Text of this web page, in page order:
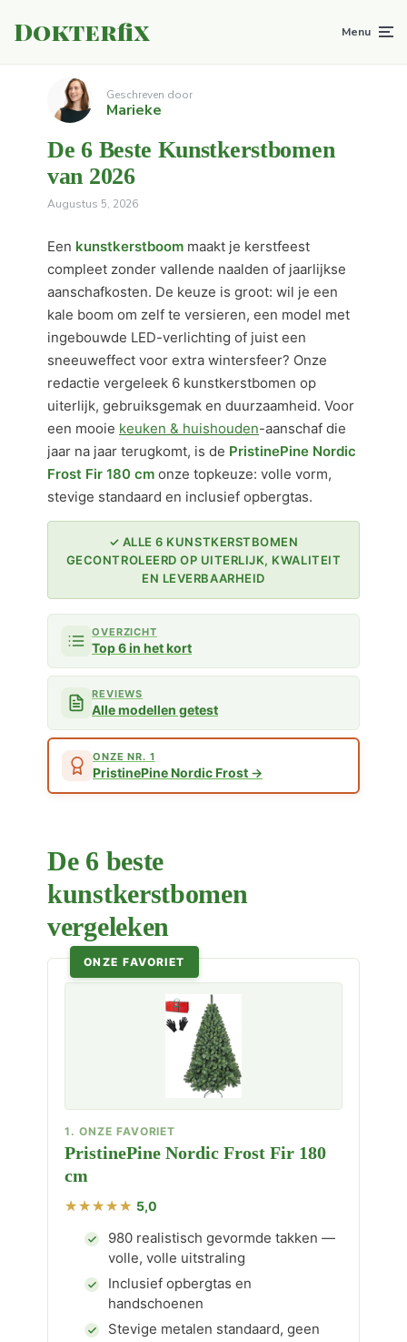
Dokterfix Menu
Geschreven door
Marieke
De 6 Beste Kunstkerstbomen
van 2026
Augustus 5, 2026
Een kunstkerstboom maakt je kerstfeest
compleet zonder vallende naalden of jaarlijkse
aanschafkosten. De keuze is groot: wil je een
kale boom om zelf te versieren, een model met
ingebouwde LED-verlichting of juist een
sneeuweffect voor extra wintersfeer? Onze
redactie vergeleek 6 kunstkerstbomen op
uiterlijk, gebruiksgemak en duurzaamheid. Voor
een mooie keuken & huishouden-aanschaf die
jaar na jaar terugkomt, is de PristinePine Nordic
Frost Fir 180 cm onze topkeuze: volle vorm,
stevige standaard en inclusief opbergtas.
✓ ALLE 6 KUNSTKERSTBOMEN
GECONTROLEERD OP UITERLIJK, KWALITEIT
EN LEVERBAARHEID
OVERZICHT
Top 6 in het kort
REVIEWS
Alle modellen getest
ONZE NR. 1
PristinePine Nordic Frost
De 6 beste
kunstkerstbomen
vergeleken
ONZE FAVORIET
1. ONZE FAVORIET
PristinePine Nordic Frost Fir 180
cm
5,0
980 realistisch gevormde takken —
volle, volle uitstraling
Inclusief opbergtas en
handschoenen
Stevige metalen standaard, geen